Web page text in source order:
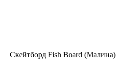
Скейтборд Fish Board (Малина)